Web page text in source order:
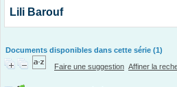
Lili Barouf
Documents disponibles dans cette série (1)
Faire une suggestion Affiner la